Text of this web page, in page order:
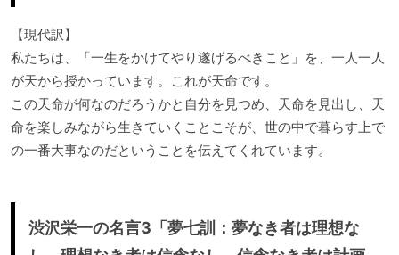
【現代訳】
私たちは、「一生をかけてやり遂げるべきこと」を、一人一人
が天から授かっています。これが天命です。
この天命が何なのだろうかと自分を見つめ、天命を見出し、天
命を楽しみながら生きていくことこそが、世の中で暮らす上で
の一番大事なのだということを伝えてくれています。
渋沢栄一の名言3「夢七訓：夢なき者は理想な